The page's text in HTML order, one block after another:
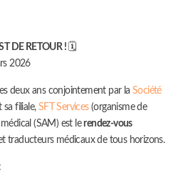
DE RETOUR ! 🗓️
2026
deux ans conjointement par la Société
sa filiale, SFT Services(organisme de
médical (SAM) est lerendez-vous
traducteurs médicaux de tous horizons.